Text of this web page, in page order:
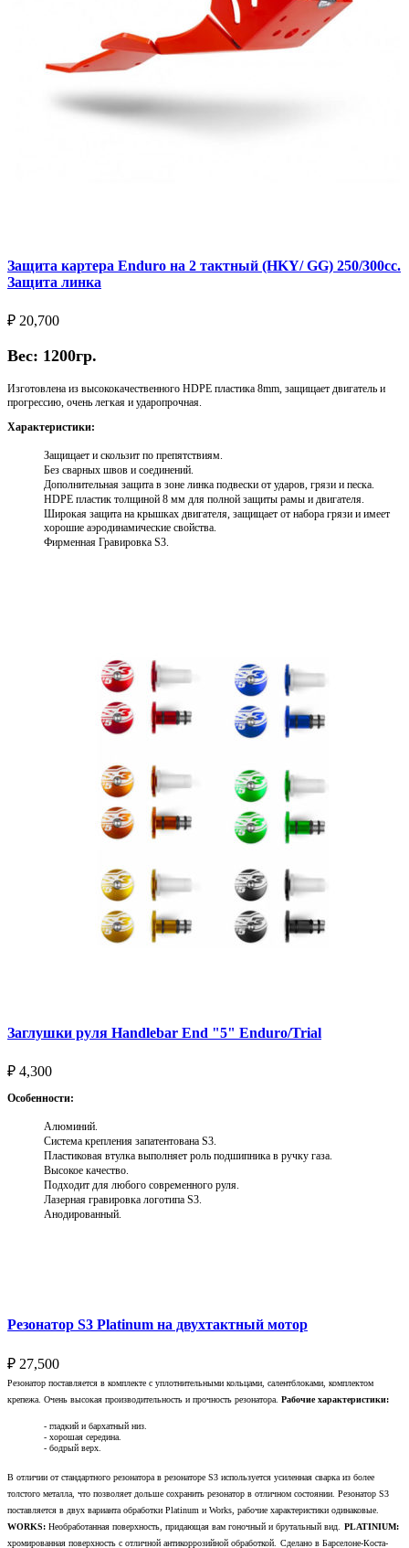
Защита картера Enduro на 2 тактный (HKY/ GG) 250/300cc.
Защита линка
₽ 20,700
Вес: 1200гр.
Изготовлена из высококачественного HDPE пластика 8mm, защищает двигатель и
прогрессию, очень легкая и ударопрочная.
Характеристики:
Защищает и скользит по препятствиям.
Без сварных швов и соединений.
Дополнительная защита в зоне линка подвески от ударов, грязи и песка.
HDPE пластик толщиной 8 мм для полной защиты рамы и двигателя.
Широкая защита на крышках двигателя, защищает от набора грязи и имеет
хорошие аэродинамические свойства.
Фирменная Гравировка S3.
Заглушки руля Handlebar End "5" Enduro/Trial
₽ 4,300
Особенности:
Алюминий.
Система крепления запатентована S3.
Пластиковая втулка выполняет роль подшипника в ручку газа.
Высокое качество.
Подходит для любого современного руля.
Лазерная гравировка логотипа S3.
Анодированный.
Резонатор S3 Platinum на двухтактный мотор
₽ 27,500
Резонатор поставляется в комплекте с уплотнительными кольцами, салентблоками, комплектом
крепежа. Очень высокая производительность и прочность резонатора. Рабочие характеристики:
- гладкий и бархатный низ.
- хорошая середина.
- бодрый верх.
В отличии от стандартного резонатора в резонаторе S3 используется усиленная сварка из более
толстого металла, что позволяет дольше сохранить резонатор в отличном состоянии. Резонатор S3
поставляется в двух варианта обработки Platinum и Works, рабочие характеристики одинаковые.
WORKS: Необработанная поверхность, придающая вам гоночный и брутальный вид.
PLATINIUM:
хромированная поверхность с отличной антикоррозийной обработкой.
Сделано в Барселоне-Коста-